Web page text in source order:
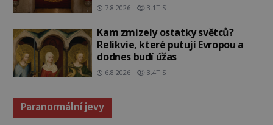
7.8.2026 3.1TIS
Kam zmizely ostatky světců?
Relikvie, které putují Evropou a
dodnes budí úžas
6.8.2026 3.4TIS
Paranormální jevy